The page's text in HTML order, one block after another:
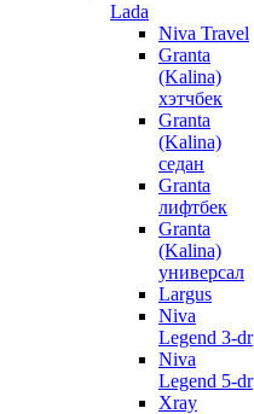
Lada
Niva Travel
Granta
(Kalina)
хэтчбек
Granta
(Kalina)
седан
Granta
лифтбек
Granta
(Kalina)
универсал
Largus
Niva
Legend 3-dr
Niva
Legend 5-dr
Xray